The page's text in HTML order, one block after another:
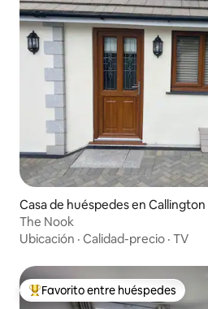
Casa de huéspedes en Callington
The Nook
Ubicación · Calidad-precio · TV
Favorito entre huéspedes preferido
Favorito entre huéspedes